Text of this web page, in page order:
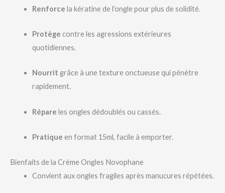
Renforce la kératine de l’ongle pour plus de solidité.
Protège contre les agressions extérieures
quotidiennes.
Nourrit grâce à une texture onctueuse qui pénètre
rapidement.
Répare les ongles dédoublés ou cassés.
Pratique en format 15ml, facile à emporter.
Bienfaits de la Crème Ongles Novophane
Convient aux ongles fragiles après manucures répétées.